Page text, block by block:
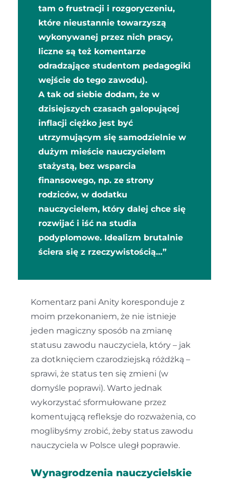
tam o frustracji i rozgoryczeniu,
które nieustannie towarzyszą
wykonywanej przez nich pracy,
liczne są też komentarze
odradzające studentom pedagogiki
wejście do tego zawodu).
A tak od siebie dodam, że w
dzisiejszych czasach galopującej
inflacji ciężko jest być
utrzymującym się samodzielnie w
dużym mieście nauczycielem
stażystą, bez wsparcia
finansowego, np. ze strony
rodziców, w dodatku
nauczycielem, który dalej chce się
rozwijać i iść na studia
podyplomowe. Idealizm brutalnie
ściera się z rzeczywistością…”
Komentarz pani Anity koresponduje z
moim przekonaniem, że nie istnieje
jeden magiczny sposób na zmianę
statusu zawodu nauczyciela, który – jak
za dotknięciem czarodziejską różdżką –
sprawi, że status ten się zmieni (w
domyśle poprawi). Warto jednak
wykorzystać sformułowane przez
komentującą refleksje do rozważenia, co
moglibyśmy zrobić, żeby status zawodu
nauczyciela w Polsce uległ poprawie.
Wynagrodzenia nauczycielskie